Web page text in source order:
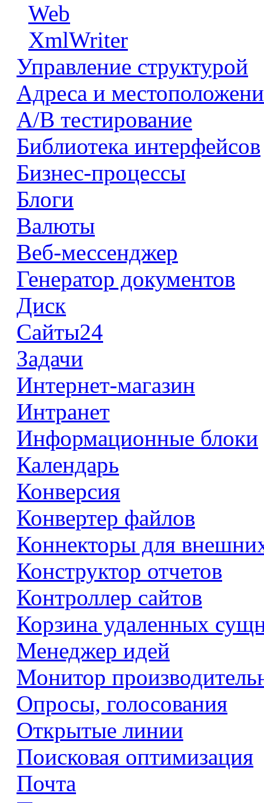
Web
XmlWriter
Управление структурой
Адреса и
А/В тестирование
Библиотека интерфейсов
Бизнес-процессы
Блоги
Валюты
Веб-мессенджер
Генератор документов
Диск
Сайты24
Задачи
Интернет-магазин
Интранет
Информационные блоки
Календарь
Конверсия
Конвертер файлов
Коннекторы для
Конструктор отчетов
Контроллер сайтов
Корзина удаленных
Менеджер идей
Монитор
Опросы, голосования
Открытые линии
Поисковая оптимизация
Почта